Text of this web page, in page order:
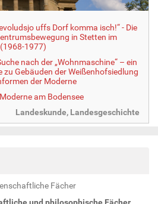
uffs Dorf komma isch!“ - Die
in Stetten im
1977)
nach der „Wohnmaschine“ – ein
zu Gebäuden der Weißenhofsiedlung
der Moderne
am Bodensee
Landeskunde, Landesgeschichte
Fächer